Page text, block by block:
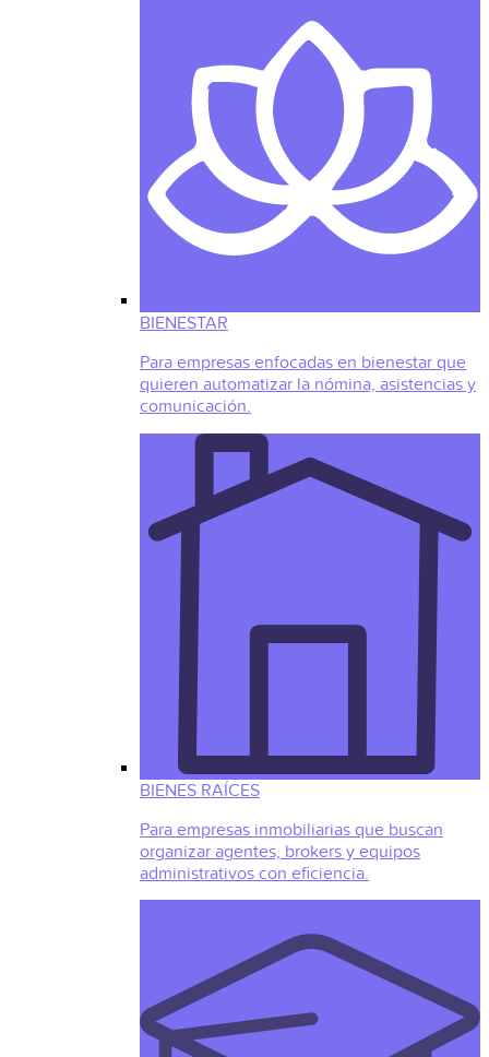
BIENESTAR
Para empresas enfocadas en bienestar que
quieren automatizar la nómina, asistencias y
comunicación.
BIENES RAÍCES
Para empresas inmobiliarias que buscan
organizar agentes, brokers y equipos
administrativos con eficiencia.